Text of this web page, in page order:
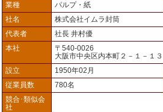
業種
パルプ・紙
社名
株式会社イムラ封筒
代表者
社長 井村優
本社
〒540-0026
大阪市中央区内本町２－１－１３
設立
1950年02月
従業員数
780名
競合･類似会
社